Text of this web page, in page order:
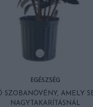
EGÉSZSÉG
SZOBANÖVÉNY, AMELY
NAGYTAKARÍTÁSNÁL